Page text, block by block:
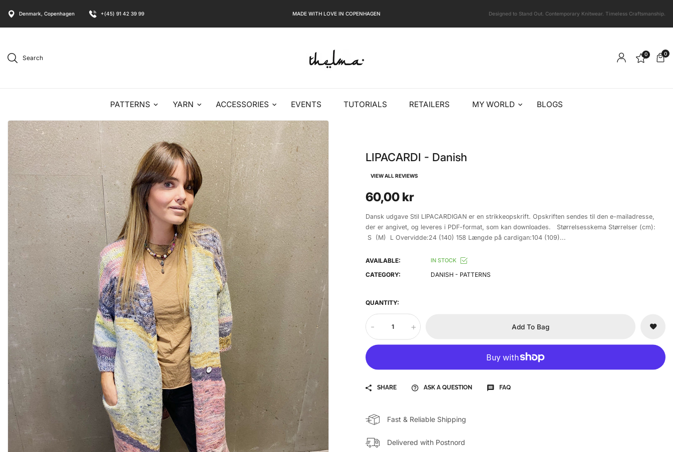
Denmark, Copenhagen +(45) 91 42 39 99 MADE WITH LOVE IN COPENHAGEN Designed to Stand Out. Contemporary Knitwear. Timeless Craftsmanship.
Search 0 0
PATTERNS YARN ACCESSORIES EVENTS TUTORIALS RETAILERS MY WORLD BLOGS
LIPACARDI - Danish
VIEW ALL REVIEWS
60,00 kr
Dansk udgave Stil LIPACARDIGAN er en strikkeopskrift. Opskriften sendes til den e-mailadresse,
der er angivet, og leveres i PDF-format, som kan downloades. Størrelsesskema Størrelser (cm):
S (M) L Overvidde:24 (140) 158 Længde på cardigan:104 (109)...
AVAILABLE: IN STOCK
CATEGORY: DANISH - PATTERNS
QUANTITY:
- + Add To Bag
SHARE ASK A QUESTION FAQ
Fast & Reliable Shipping
Delivered with Postnord